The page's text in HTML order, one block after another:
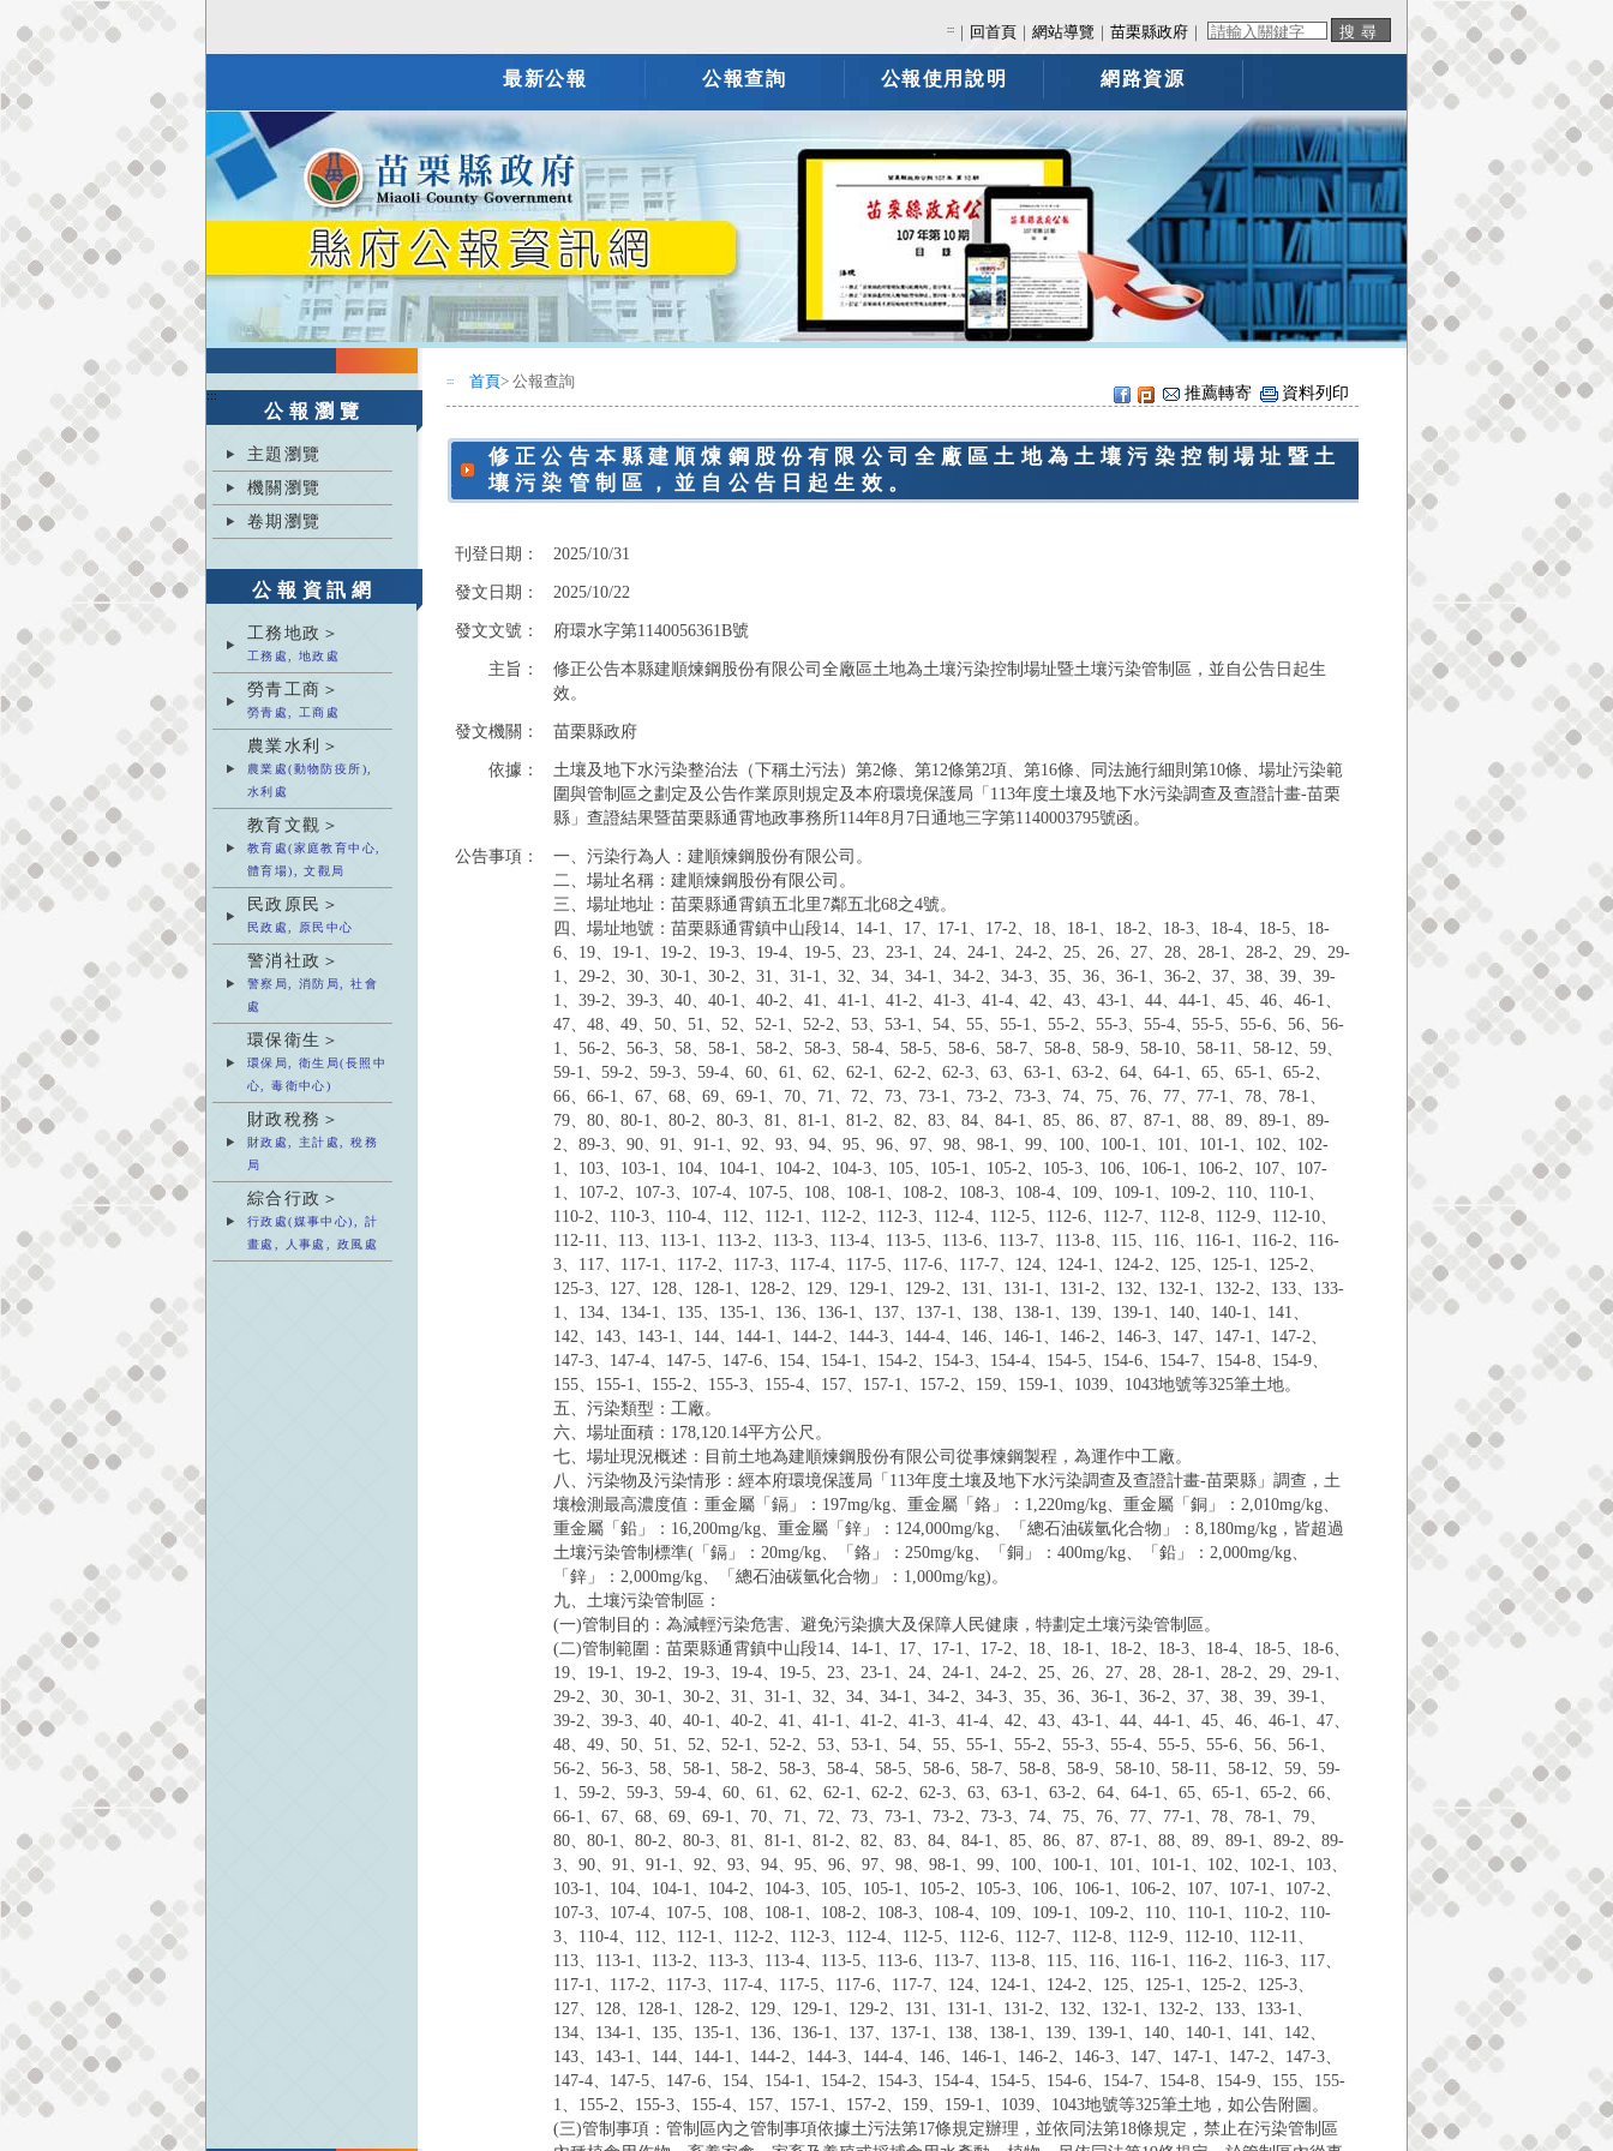
::: 回首頁 ｜網站導覽 ｜苗栗縣政府
最新公報 公報查詢 公報使用說明 網路資源
:::
公報瀏覽
主題瀏覽
機關瀏覽
卷期瀏覽
公報資訊網
工務地政＞
工務處, 地政處
勞青工商＞
勞青處, 工商處
農業水利＞
農業處(動物防疫所),
水利處
教育文觀＞
教育處(家庭教育中心,
體育場), 文觀局
民政原民＞
民政處, 原民中心
警消社政＞
警察局, 消防局, 社會
處
環保衛生＞
環保局, 衛生局(長照中
心, 毒衛中心)
財政稅務＞
財政處, 主計處, 稅務
局
綜合行政＞
行政處(媒事中心), 計
畫處, 人事處, 政風處
::: 首頁> 公報查詢
推薦轉寄 資料列印
修正公告本縣建順煉鋼股份有限公司全廠區土地為土壤污染控制場址暨土
壤污染管制區，並自公告日起生效。
刊登日期：
2025/10/31
發文日期：
2025/10/22
發文文號：
府環水字第1140056361B號
主旨：
修正公告本縣建順煉鋼股份有限公司全廠區土地為土壤污染控制場址暨土壤污染管制區，並自公告日起生
效。
發文機關：
苗栗縣政府
依據：
土壤及地下水污染整治法（下稱土污法）第2條、第12條第2項、第16條、同法施行細則第10條、場址污染範
圍與管制區之劃定及公告作業原則規定及本府環境保護局「113年度土壤及地下水污染調查及查證計畫-苗栗
縣」查證結果暨苗栗縣通霄地政事務所114年8月7日通地三字第1140003795號函。
公告事項：
一、污染行為人：建順煉鋼股份有限公司。
二、場址名稱：建順煉鋼股份有限公司。
三、場址地址：苗栗縣通霄鎮五北里7鄰五北68之4號。
四、場址地號：苗栗縣通霄鎮中山段14、14-1、17、17-1、17-2、18、18-1、18-2、18-3、18-4、18-5、18-
6、19、19-1、19-2、19-3、19-4、19-5、23、23-1、24、24-1、24-2、25、26、27、28、28-1、28-2、29、29-
1、29-2、30、30-1、30-2、31、31-1、32、34、34-1、34-2、34-3、35、36、36-1、36-2、37、38、39、39-
1、39-2、39-3、40、40-1、40-2、41、41-1、41-2、41-3、41-4、42、43、43-1、44、44-1、45、46、46-1、
47、48、49、50、51、52、52-1、52-2、53、53-1、54、55、55-1、55-2、55-3、55-4、55-5、55-6、56、56-
1、56-2、56-3、58、58-1、58-2、58-3、58-4、58-5、58-6、58-7、58-8、58-9、58-10、58-11、58-12、59、
59-1、59-2、59-3、59-4、60、61、62、62-1、62-2、62-3、63、63-1、63-2、64、64-1、65、65-1、65-2、
66、66-1、67、68、69、69-1、70、71、72、73、73-1、73-2、73-3、74、75、76、77、77-1、78、78-1、
79、80、80-1、80-2、80-3、81、81-1、81-2、82、83、84、84-1、85、86、87、87-1、88、89、89-1、89-
2、89-3、90、91、91-1、92、93、94、95、96、97、98、98-1、99、100、100-1、101、101-1、102、102-
1、103、103-1、104、104-1、104-2、104-3、105、105-1、105-2、105-3、106、106-1、106-2、107、107-
1、107-2、107-3、107-4、107-5、108、108-1、108-2、108-3、108-4、109、109-1、109-2、110、110-1、
110-2、110-3、110-4、112、112-1、112-2、112-3、112-4、112-5、112-6、112-7、112-8、112-9、112-10、
112-11、113、113-1、113-2、113-3、113-4、113-5、113-6、113-7、113-8、115、116、116-1、116-2、116-
3、117、117-1、117-2、117-3、117-4、117-5、117-6、117-7、124、124-1、124-2、125、125-1、125-2、
125-3、127、128、128-1、128-2、129、129-1、129-2、131、131-1、131-2、132、132-1、132-2、133、133-
1、134、134-1、135、135-1、136、136-1、137、137-1、138、138-1、139、139-1、140、140-1、141、
142、143、143-1、144、144-1、144-2、144-3、144-4、146、146-1、146-2、146-3、147、147-1、147-2、
147-3、147-4、147-5、147-6、154、154-1、154-2、154-3、154-4、154-5、154-6、154-7、154-8、154-9、
155、155-1、155-2、155-3、155-4、157、157-1、157-2、159、159-1、1039、1043地號等325筆土地。
五、污染類型：工廠。
六、場址面積：178,120.14平方公尺。
七、場址現況概述：目前土地為建順煉鋼股份有限公司從事煉鋼製程，為運作中工廠。
八、污染物及污染情形：經本府環境保護局「113年度土壤及地下水污染調查及查證計畫-苗栗縣」調查，土
壤檢測最高濃度值：重金屬「鎘」：197mg/kg、重金屬「鉻」：1,220mg/kg、重金屬「銅」：2,010mg/kg、
重金屬「鉛」：16,200mg/kg、重金屬「鋅」：124,000mg/kg、「總石油碳氫化合物」：8,180mg/kg，皆超過
土壤污染管制標準(「鎘」：20mg/kg、「鉻」：250mg/kg、「銅」：400mg/kg、「鉛」：2,000mg/kg、
「鋅」：2,000mg/kg、「總石油碳氫化合物」：1,000mg/kg)。
九、土壤污染管制區：
(一)管制目的：為減輕污染危害、避免污染擴大及保障人民健康，特劃定土壤污染管制區。
(二)管制範圍：苗栗縣通霄鎮中山段14、14-1、17、17-1、17-2、18、18-1、18-2、18-3、18-4、18-5、18-6、
19、19-1、19-2、19-3、19-4、19-5、23、23-1、24、24-1、24-2、25、26、27、28、28-1、28-2、29、29-1、
29-2、30、30-1、30-2、31、31-1、32、34、34-1、34-2、34-3、35、36、36-1、36-2、37、38、39、39-1、
39-2、39-3、40、40-1、40-2、41、41-1、41-2、41-3、41-4、42、43、43-1、44、44-1、45、46、46-1、47、
48、49、50、51、52、52-1、52-2、53、53-1、54、55、55-1、55-2、55-3、55-4、55-5、55-6、56、56-1、
56-2、56-3、58、58-1、58-2、58-3、58-4、58-5、58-6、58-7、58-8、58-9、58-10、58-11、58-12、59、59-
1、59-2、59-3、59-4、60、61、62、62-1、62-2、62-3、63、63-1、63-2、64、64-1、65、65-1、65-2、66、
66-1、67、68、69、69-1、70、71、72、73、73-1、73-2、73-3、74、75、76、77、77-1、78、78-1、79、
80、80-1、80-2、80-3、81、81-1、81-2、82、83、84、84-1、85、86、87、87-1、88、89、89-1、89-2、89-
3、90、91、91-1、92、93、94、95、96、97、98、98-1、99、100、100-1、101、101-1、102、102-1、103、
103-1、104、104-1、104-2、104-3、105、105-1、105-2、105-3、106、106-1、106-2、107、107-1、107-2、
107-3、107-4、107-5、108、108-1、108-2、108-3、108-4、109、109-1、109-2、110、110-1、110-2、110-
3、110-4、112、112-1、112-2、112-3、112-4、112-5、112-6、112-7、112-8、112-9、112-10、112-11、
113、113-1、113-2、113-3、113-4、113-5、113-6、113-7、113-8、115、116、116-1、116-2、116-3、117、
117-1、117-2、117-3、117-4、117-5、117-6、117-7、124、124-1、124-2、125、125-1、125-2、125-3、
127、128、128-1、128-2、129、129-1、129-2、131、131-1、131-2、132、132-1、132-2、133、133-1、
134、134-1、135、135-1、136、136-1、137、137-1、138、138-1、139、139-1、140、140-1、141、142、
143、143-1、144、144-1、144-2、144-3、144-4、146、146-1、146-2、146-3、147、147-1、147-2、147-3、
147-4、147-5、147-6、154、154-1、154-2、154-3、154-4、154-5、154-6、154-7、154-8、154-9、155、155-
1、155-2、155-3、155-4、157、157-1、157-2、159、159-1、1039、1043地號等325筆土地，如公告附圖。
(三)管制事項：管制區內之管制事項依據土污法第17條規定辦理，並依同法第18條規定，禁止在污染管制區